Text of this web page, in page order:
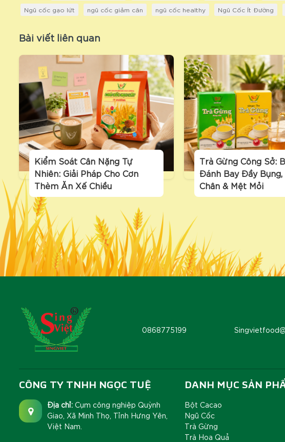
Ngũ cốc gạo lứt
ngũ cốc giảm cân ngũ cốc healthy Ngũ Cốc Ít Đường
Bài viết liên quan
Kiểm Soát Cân Nặng Tự
Nhiên: Giải Pháp Cho Cơn
Thèm Ăn Xế Chiều
Trà Gừng Công Sở:
Đánh Bay Đầy Bụng,
Chân & Mệt Mỏi
0868775199
CÔNG TY TNHH NGỌC TUỆ
Địa chỉ: Cụm công nghiệp Quỳnh
Giao, Xã Minh Thọ, Tỉnh Hưng Yên,
Việt Nam.
DANH MỤC SẢN
Bột Cacao
Ngũ Cốc
Trà Gừng
Trà Hoa Quả